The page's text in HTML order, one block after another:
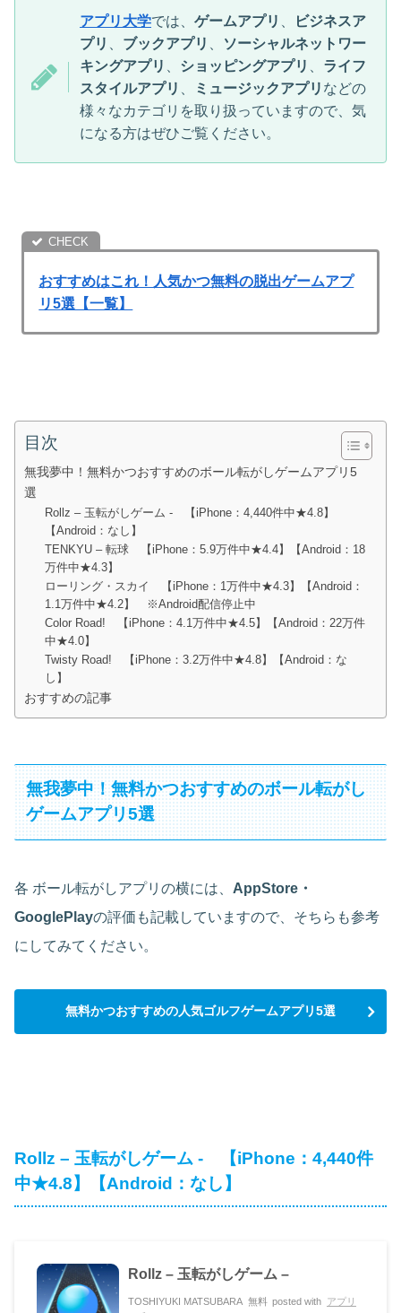
アプリ大学では、 ゲームアプリ 、
ビジネスア
プリ 、 ブックアプリ 、
ソーシャルネットワー
キングアプリ 、 ショッピングアプリ 、 ライフ
スタイルアプリ 、 ミュージックアプリ などの
様々なカテゴリを取り扱っていますので、気
になる方はぜひご覧ください。
おすすめはこれ！人気かつ無料の脱出ゲームアプ
リ5選【一覧】
目次
無我夢中！無料かつおすすめのボール転がしゲームアプリ5
選
Rollz – 玉転がしゲーム - 【iPhone：4,440件中★4.8】
【Android：なし】
TENKYU – 転球 【iPhone：5.9万件中★4.4】【Android：18
万件中★4.3】
ローリング・スカイ 【iPhone：1万件中★4.3】【Android：
1.1万件中★4.2】 ※Android配信停止中
Color Road! 【iPhone：4.1万件中★4.5】【Android：22万件
中★4.0】
Twisty Road! 【iPhone：3.2万件中★4.8】【Android：な
し】
おすすめの記事
無我夢中！無料かつおすすめのボール転がし
ゲームアプリ5選
各 ボール転がしアプリの横には、 AppStore・
GooglePlayの評価も記載していますので、そちらも参考
にしてみてください。
無料かつおすすめの人気ゴルフゲームアプリ5選
Rollz – 玉転がしゲーム - 【iPhone：4,440件
中★4.8】【Android：なし】
Rollz – 玉転がしゲーム –
TOSHIYUKI MATSUBARA 無料 posted with アプリ